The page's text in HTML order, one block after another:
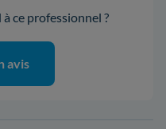
ce professionnel ?
avis